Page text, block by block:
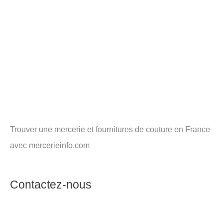
Trouver une mercerie et fournitures de couture en France
avec mercerieinfo.com
Contactez-nous